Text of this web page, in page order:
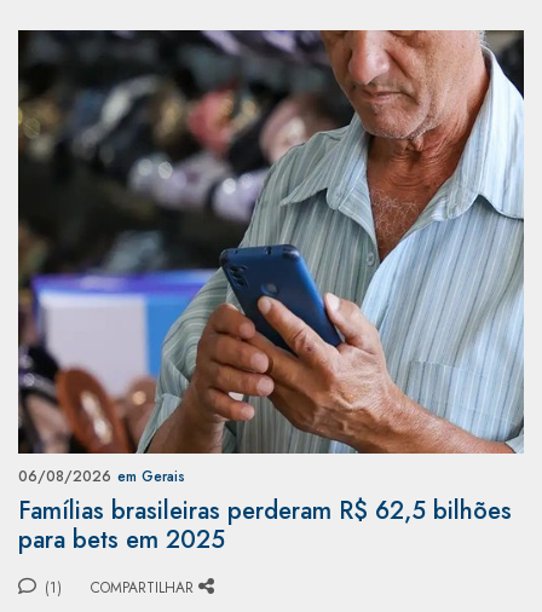
06/08/2026 em Gerais
Famílias brasileiras perderam R$ 62,5 bilhões
para bets em 2025
(1) COMPARTILHAR